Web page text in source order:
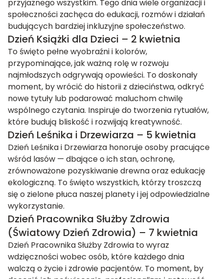
przyjaznego wszystkim. Tego dnia wiele organizacji i
społeczności zachęca do edukacji, rozmów i działań
budujących bardziej inkluzyjne społeczeństwo.
Dzień Książki dla Dzieci – 2 kwietnia
To święto pełne wyobraźni i kolorów,
przypominające, jak ważną rolę w rozwoju
najmłodszych odgrywają opowieści. To doskonały
moment, by wrócić do historii z dzieciństwa, odkryć
nowe tytuły lub podarować maluchom chwilę
wspólnego czytania. Inspiruje do tworzenia rytuałów,
które budują bliskość i rozwijają kreatywność.
Dzień Leśnika i Drzewiarza – 5 kwietnia
Dzień Leśnika i Drzewiarza honoruje osoby pracujące
wśród lasów — dbające o ich stan, ochronę,
zrównoważone pozyskiwanie drewna oraz edukację
ekologiczną. To święto wszystkich, którzy troszczą
się o zielone płuca naszej planety i jej odpowiedzialne
wykorzystanie.
Dzień Pracownika Służby Zdrowia
(Światowy Dzień Zdrowia) – 7 kwietnia
Dzień Pracownika Służby Zdrowia to wyraz
wdzięczności wobec osób, które każdego dnia
walczą o życie i zdrowie pacjentów. To moment, by